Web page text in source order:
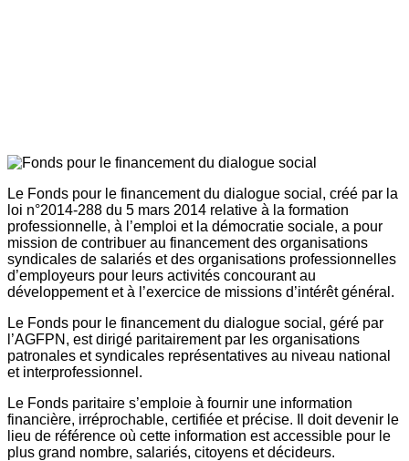
Le Fonds pour le financement du dialogue social, créé par la
loi n°2014-288 du 5 mars 2014 relative à la formation
professionnelle, à l’emploi et la démocratie sociale, a pour
mission de contribuer au financement des organisations
syndicales de salariés et des organisations professionnelles
d’employeurs pour leurs activités concourant au
développement et à l’exercice de missions d’intérêt général.
Le Fonds pour le financement du dialogue social, géré par
l’AGFPN, est dirigé paritairement par les organisations
patronales et syndicales représentatives au niveau national
et interprofessionnel.
Le Fonds paritaire s’emploie à fournir une information
financière, irréprochable, certifiée et précise. Il doit devenir le
lieu de référence où cette information est accessible pour le
plus grand nombre, salariés, citoyens et décideurs.